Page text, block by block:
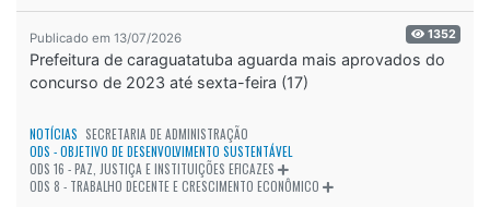
Publicado em 13/07/2026 1352
Prefeitura de caraguatatuba aguarda mais aprovados do
concurso de 2023 até sexta-feira (17)
NOTÍCIAS SECRETARIA DE ADMINISTRAÇÃO
ODS - OBJETIVO DE DESENVOLVIMENTO SUSTENTÁVEL
ODS 16 - PAZ, JUSTIÇA E INSTITUIÇÕES EFICAZES
ODS 8 - TRABALHO DECENTE E CRESCIMENTO ECONÔMICO